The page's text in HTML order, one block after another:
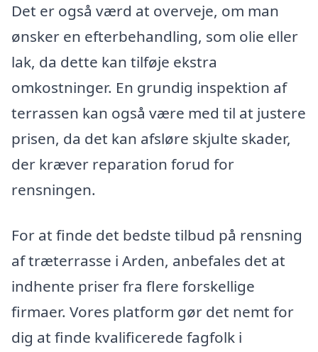
Det er også værd at overveje, om man
ønsker en efterbehandling, som olie eller
lak, da dette kan tilføje ekstra
omkostninger. En grundig inspektion af
terrassen kan også være med til at justere
prisen, da det kan afsløre skjulte skader,
der kræver reparation forud for
rensningen.
For at finde det bedste tilbud på rensning
af træterrasse i Arden, anbefales det at
indhente priser fra flere forskellige
firmaer. Vores platform gør det nemt for
dig at finde kvalificerede fagfolk i